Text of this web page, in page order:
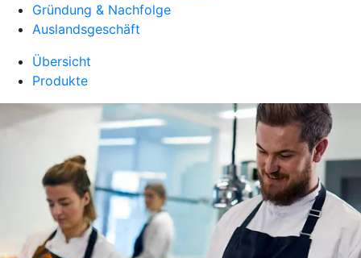
Gründung & Nachfolge
Auslandsgeschäft
Übersicht
Produkte